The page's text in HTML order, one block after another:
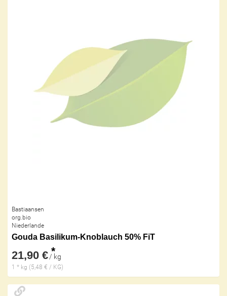
Bastiaansen
org.bio
Niederlande
Gouda Basilikum-Knoblauch 50% FiT
21,90 € *
/ kg
1 * kg (5,48 € / KG)